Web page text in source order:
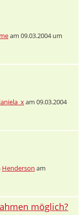
am 09.03.2004 um
am 09.03.2004
Henderson am
möglich?